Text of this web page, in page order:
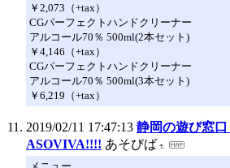
￥2,073（+tax）
CGパーフェクトハンドクリーナー
アルコール70％ 500ml(2本セット)
￥4,146（+tax）
CGパーフェクトハンドクリーナー
アルコール70％ 500ml(3本セット)
￥6,219（+tax）
2019/02/11 17:47:13 静岡の遊び窓
ASOVIVA!!!! あそびば